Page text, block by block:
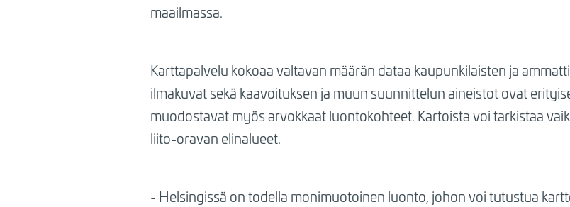
maailmassa.
Karttapalvelu kokoaa valtavan määrän dataa kaupunkilaisten ja
ilmakuvat sekä kaavoituksen ja muun suunnittelun aineistot ovat
muodostavat myös arvokkaat luontokohteet. Kartoista voi tarkistaa
liito-oravan elinalueet.
- Helsingissä on todella monimuotoinen luonto, johon voi tutustua